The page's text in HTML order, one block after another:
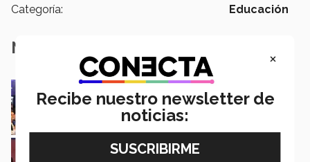
Categoría: Educación
Notas Relacionadas
30 años, una historia de vida en el Tec
(fotogalería)
Rodolfo Rosales
20 años de promover diferentes Estampas
de México (fotogalería)
×
Recibe nuestro newsletter de
noticias: